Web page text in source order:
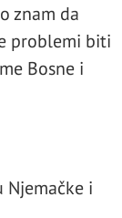
znam da
problemi biti
Bosne i
Njemačke i